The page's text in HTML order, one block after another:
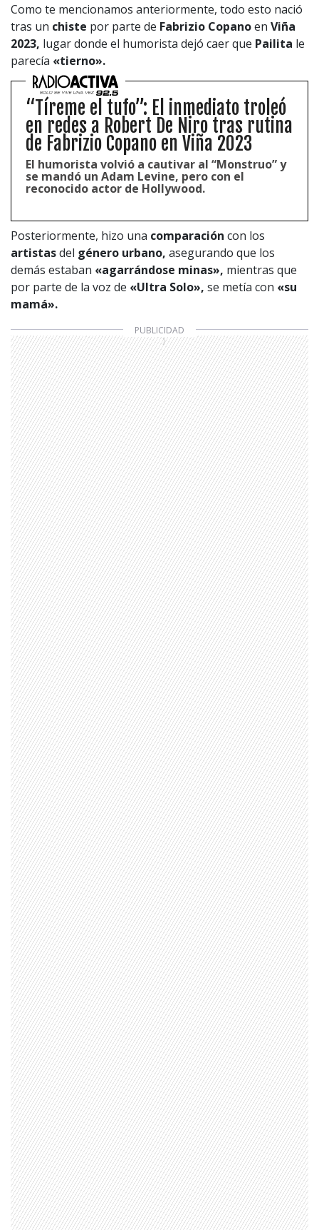
Como te mencionamos anteriormente, todo esto nació
tras un chiste por parte de Fabrizio Copanoen Viña
2023, lugar donde el humorista dejó caer que Pailita le
parecía «tierno».
“Tíreme el tufo”: El inmediato troleó
en redes a Robert De Niro tras rutina
de Fabrizio Copano en Viña 2023
El humorista volvió a cautivar al “Monstruo” y
se mandó un Adam Levine, pero con el
reconocido actor de Hollywood.
Posteriormente, hizo una comparación con los
artistasdel género urbano, asegurando que los
demás estaban «agarrándose minas», mientras que
por parte de la voz de «Ultra Solo», se metía con «su
mamá».